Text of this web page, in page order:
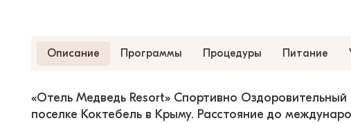
Описание Программы Процедуры Питание
«Отель Медведь Resort» Спортивно
поселке Коктебель в Крыму. Расстояние до